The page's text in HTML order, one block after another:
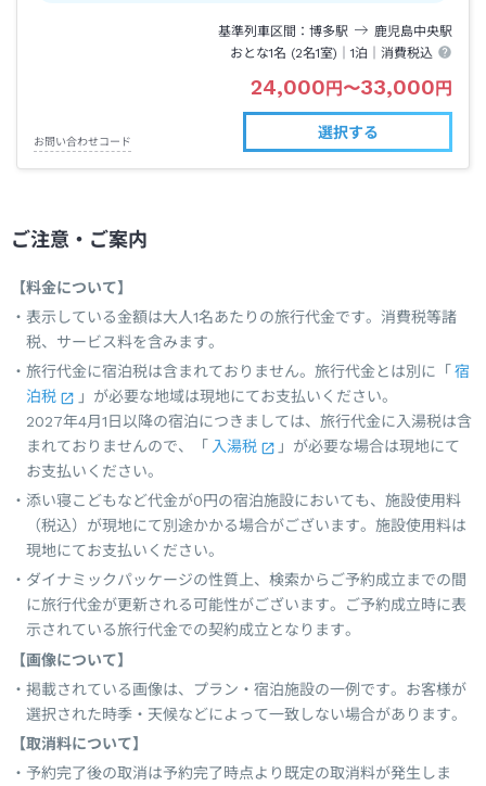
基準列車区間 博多駅 鹿児島中央駅
おとな1名 (2名1室)｜1泊 ｜消費税込
24,000 円 〜33,000 円
お問い合わせコード
選択する
ご注意・ご案内
【料金について】
表示している金額は大人1名あたりの旅行代金です。消費税等諸
税、サービス料を含みます。
旅行代金に宿泊税は含まれておりません。旅行代金とは別に「 宿
泊税
」が必要な地域は現地にてお支払いください。
2027年4月1日以降の宿泊につきましては、旅行代金に入湯税は含
まれておりませんので、「 入湯税
」が必要な場合は現地にて
お支払いください。
添い寝こどもなど代金が0円の宿泊施設においても、施設使用料
（税込）が現地にて別途かかる場合がございます。施設使用料は
現地にてお支払いください。
ダイナミックパッケージの性質上、検索からご予約成立までの間
に旅行代金が更新される可能性がございます。ご予約成立時に表
示されている旅行代金での契約成立となります。
【画像について】
掲載されている画像は、プラン・宿泊施設の一例です。お客様が
選択された時季・天候などによって一致しない場合があります。
【取消料について】
予約完了後の取消は予約完了時点より既定の取消料が発生しま